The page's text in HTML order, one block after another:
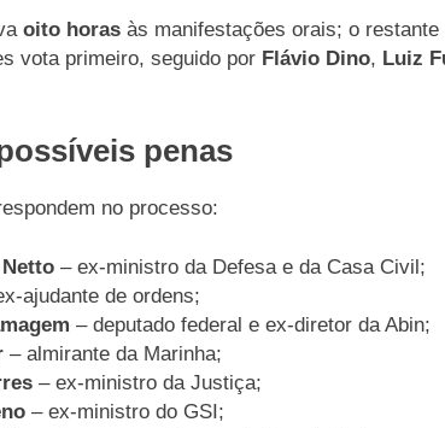
oito horas às manifestações orais; o
vota primeiro, seguido por Flávio Dino, Luiz
penas
no processo:
– ex-ministro da Defesa e da Casa Civil;
ajudante de ordens;
– deputado federal e ex-diretor da Abin;
– almirante da Marinha;
– ex-ministro da Justiça;
– ex-ministro do GSI;